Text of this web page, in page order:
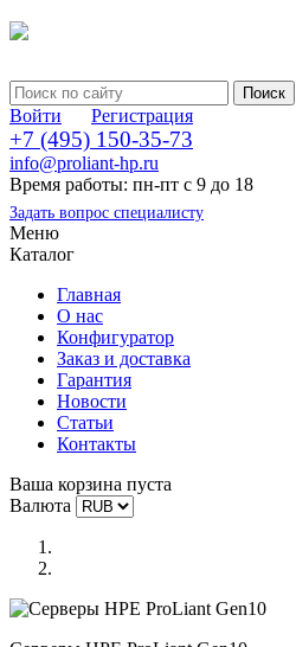
Войти Регистрация
+7 (495) 150-35-73
info@proliant-hp.ru
Время работы: пн-пт с 9 до 18
Задать вопрос специалисту
Меню
Каталог
Главная
О нас
Конфигуратор
Заказ и доставка
Гарантия
Новости
Статьи
Контакты
Ваша корзина пуста
Валюта